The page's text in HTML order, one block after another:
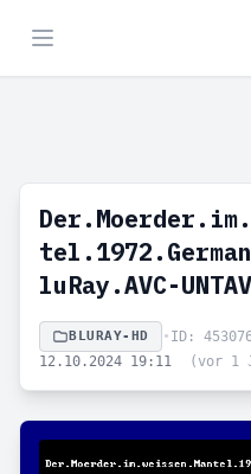
luRay.AVC-
BLURAY-HD • ID:
12.10.2024 19:11
(vor 1